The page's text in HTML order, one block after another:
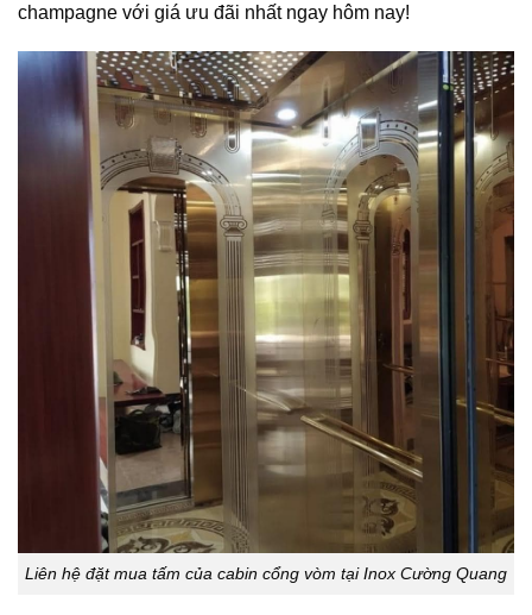
champagne với giá ưu đãi nhất ngay hôm nay!
Liên hệ đặt mua tấm của cabin cổng vòm tại Inox Cường Quang